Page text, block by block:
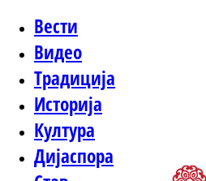
Вести
Видео
Традиција
Историја
Култура
Дијаспора